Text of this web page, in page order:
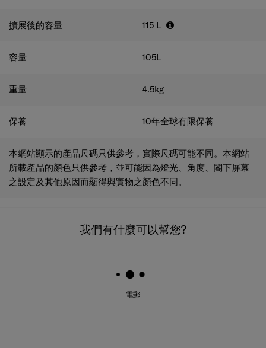
擴展後的容量 115 L
容量 105L
重量 4.5kg
保養 10年全球有限保養
本網站顯示的產品尺碼只供參考，實際尺碼可能不同。本網站
所載產品的顏色只供參考，並可能因為燈光、角度、閣下屏幕
之設定及其他原因而顯得與實物之顏色不同。
我們有什麼可以幫您?
電郵